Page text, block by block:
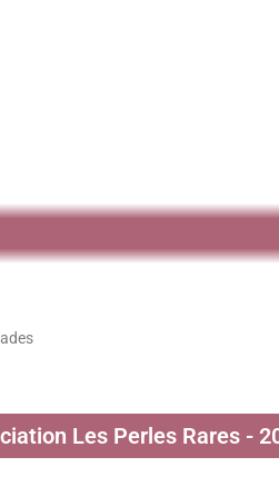
Les Perles Rares -